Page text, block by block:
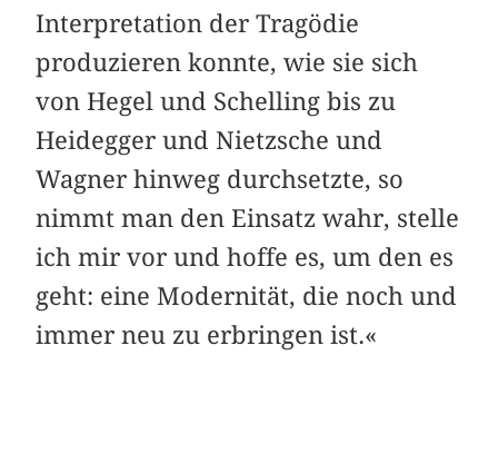
Interpretation der Tragödie
produzieren konnte, wie sie sich
von Hegel und Schelling bis zu
Heidegger und Nietzsche und
Wagner hinweg durchsetzte, so
nimmt man den Einsatz wahr, stelle
ich mir vor und hoffe es, um den es
geht: eine Modernität, die noch und
immer neu zu erbringen ist.«